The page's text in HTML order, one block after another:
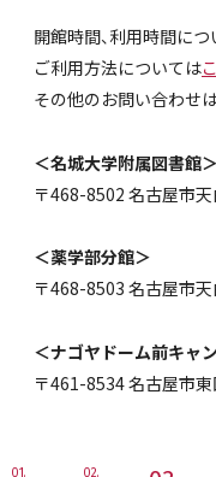
開館時間、利用時間に
ご利用方法については
その他のお問い合わせ
＜名城大学附属図書館＞
〒468-8502 名古屋市
＜薬学部分館＞
〒468-8503 名古屋市
＜ナゴヤドーム前キャ
〒461-8534 名古屋市
1 2